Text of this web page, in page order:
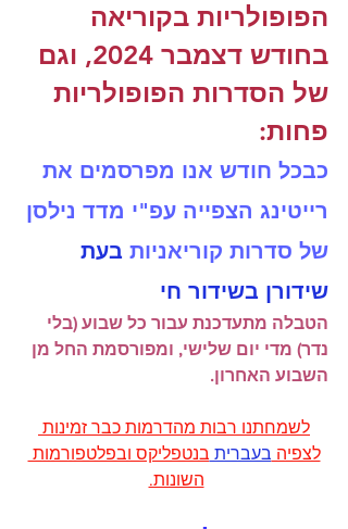
הפופולריות בקוריאה
בחודש דצמבר 2024, וגם
של הסדרות הפופולריות
פחות:
כבכל חודש אנו מפרסמים את
רייטינג הצפייה עפ"י מדד נילסן
של סדרות קוריאניות בעת
שידורן בשידור חי
הטבלה מתעדכנת עבור כל שבוע (בלי
נדר) מדי יום שלישי, ומפורסמת החל מן
השבוע האחרון.
לשמחתנו רבות מהדרמות כבר זמינות
לצפיה בעברית בנטפליקס ובפלטפורמות
השונות.